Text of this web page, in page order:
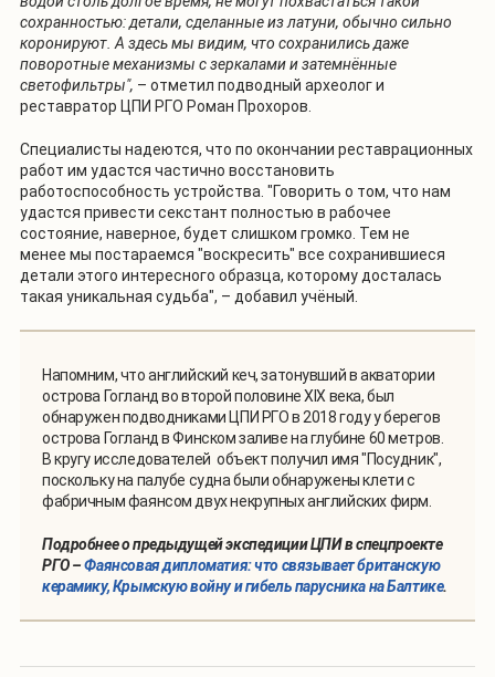
сохранностью: детали, сделанные из латуни, обычно сильно
коронируют. А здесь мы видим, что сохранились даже
поворотные механизмы с зеркалами и затемнённые
светофильтры", – отметил подводный археолог и
реставратор ЦПИ РГО Роман Прохоров.
Специалисты надеются, что по окончании реставрационных
работ им удастся частично восстановить
работоспособность устройства. "Говорить о том, что нам
удастся привести секстант полностью в рабочее
состояние, наверное, будет слишком громко. Тем не
менее мы постараемся "воскресить" все сохранившиеся
детали этого интересного образца, которому досталась
такая уникальная судьба", – добавил учёный.
Напомним, что английский кеч, затонувший в акватории
острова Гогланд во второй половине XIX века, был
обнаружен подводниками ЦПИ РГО в 2018 году у берегов
острова Гогланд в Финском заливе на глубине 60 метров.
В кругу исследователей объект получил имя "Посудник",
поскольку на палубе судна были обнаружены клети с
фабричным фаянсом двух некрупных английских фирм.
Подробнее о предыдущей экспедиции ЦПИ в спецпроекте
РГО –Фаянсовая дипломатия: что связывает британскую
керамику, Крымскую войну и гибель парусника на Балтике.